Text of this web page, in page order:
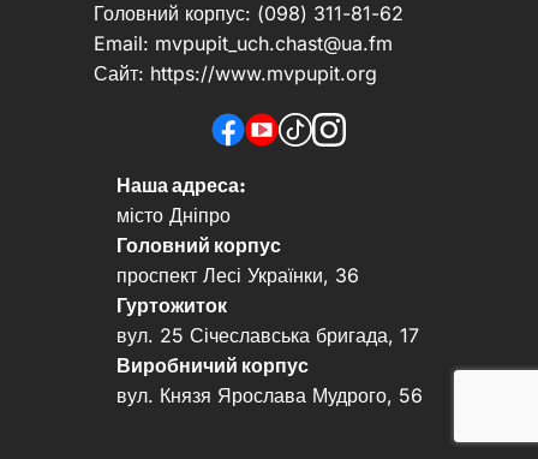
Головний корпус: (098) 311-81-62
Email: mvpupit_uch.chast@ua.fm
Сайт: https://www.mvpupit.org
Наша адреса:
місто Дніпро
Головний корпус
проспект Лесі Українки, 36
Гуртожиток
вул. 25 Січеславська бригада, 17
Виробничий корпус
вул. Князя Ярослава Мудрого, 56